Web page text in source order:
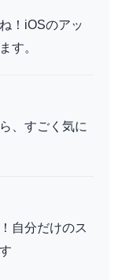
！iOSのアッ
す。
、すごく気に
自分だけのス